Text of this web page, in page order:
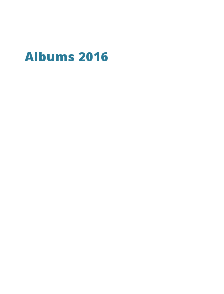
Albums 2016